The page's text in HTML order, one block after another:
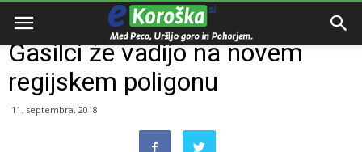
Domov
Gasilci že vadijo na novem
regijskem poligonu
11. septembra, 2018